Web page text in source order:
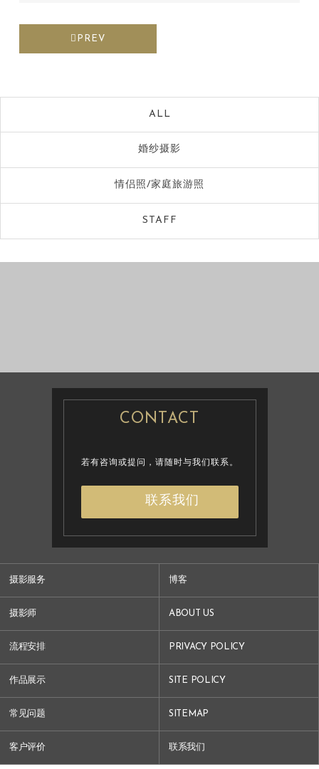
PREV
ALL
婚纱摄影
情侣照/家庭旅游照
STAFF
摄影服务
摄影师
流程安排
作品展示
常见问题
客户评价
博客
ABOUT US
PRIVACY POLICY
SITE POLICY
SITEMAP
联系我们
CONTACT
若有咨询或提问，请随时与我们联系。
联系我们